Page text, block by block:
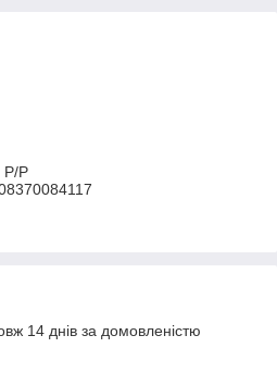
P/Р
14 днів за домовленістю